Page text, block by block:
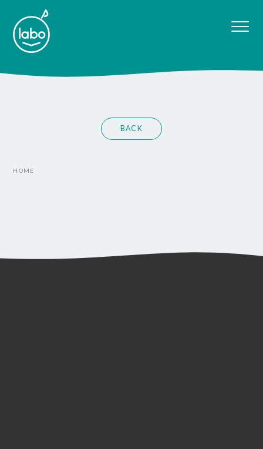
BACK
HOME